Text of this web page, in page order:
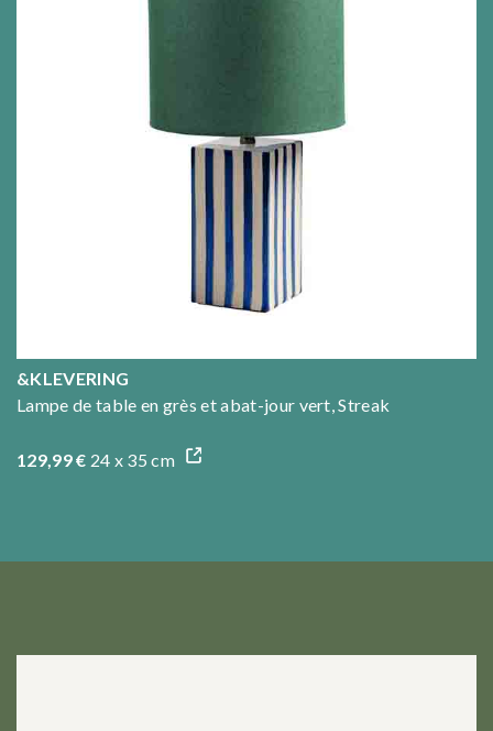
&KLEVERING
Lampe de table en grès et abat-jour vert, Streak
129,99 € 24 x 35 cm